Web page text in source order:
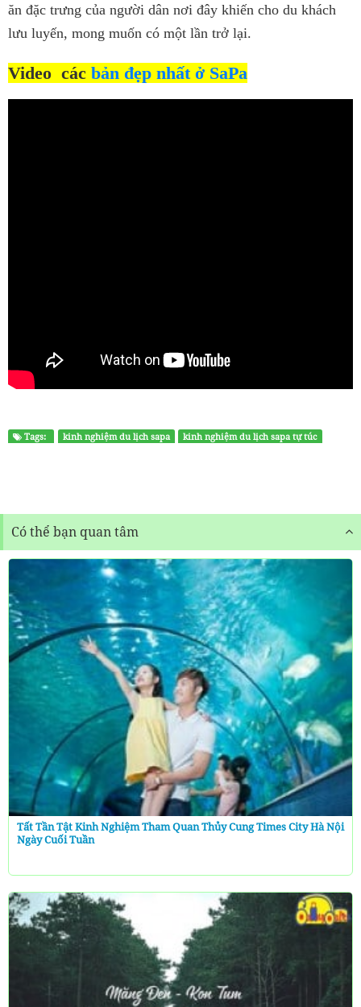
ăn đặc trưng của người dân nơi đây khiến cho du khách
lưu luyến, mong muốn có một lần trở lại.
Video các bản đẹp nhất ở SaPa
Tags: kinh nghiệm du lịch sapa kinh nghiệm du lịch sapa tự túc
Có thể bạn quan tâm
Tất Tần Tật Kinh Nghiệm Tham Quan Thủy Cung Times City Hà Nội
Ngày Cuối Tuần